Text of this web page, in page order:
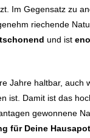
Im Gegensatz zu
riechende
und ist
Jahre haltbar, auch
ist. Damit ist das
gewonnene
für Deine